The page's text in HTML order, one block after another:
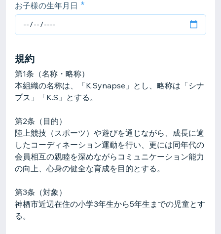
お子様の生年月日
規約
第1条（名称・略称）
本組織の名称は、「K.Synapse」とし、略称は「シナ
プス」「K.S」とする。
第2条（目的）
陸上競技（スポーツ）や遊びを通じながら、成長に適
したコーディネーション運動を行い、更には同年代の
会員相互の親睦を深めながらコミュニケーション能力
の向上、心身の健全な育成を目的とする。
第3条（対象）
神栖市近辺在住の小学3年生から5年生までの児童とす
る。